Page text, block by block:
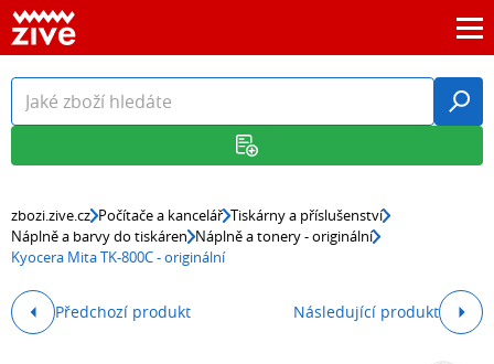
zbozi.zive.cz Počítače a kancelář Tiskárny a příslušenství
Náplně a barvy do tiskáren Náplně a tonery - originální
Kyocera Mita TK-800C - originální
Předchozí produkt Následující produkt